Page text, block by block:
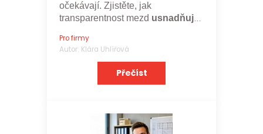
očekávají. Zjistěte, jak
transparentnost mezd usnadňuje
zaměstnavatele.
Pro firmy
Autor: Klára Uhlířová
Přečíst